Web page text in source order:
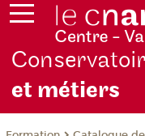
et métiers